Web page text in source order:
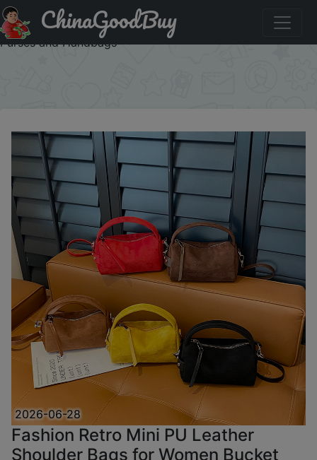
Купить по акции: Fashion Retro Mini PU Leather Shoulder
Bags for Women Bucket Crossbody Bag Luxury Designer
Purses and Handbags
ChinaGoodBuy
2026-06-28
Fashion Retro Mini PU Leather
Shoulder Bags for Women Bucket